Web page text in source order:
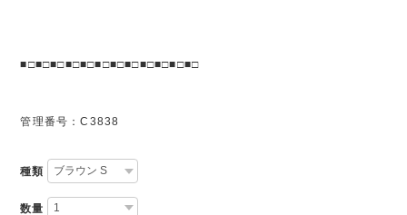
■□■□■□■□■□■□■□■□■□■□■□■□
管理番号：C3838
種類
数量